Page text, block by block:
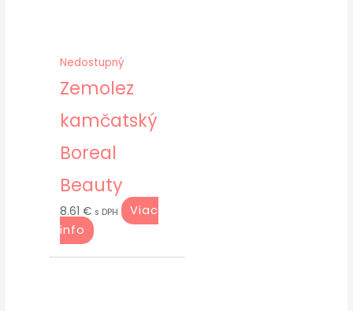
Nedostupný
Zemolez
kamčatský
Boreal
Beauty
8.61 € s DPH
Viac
info